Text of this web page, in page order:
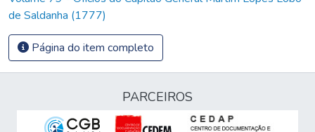
de Saldanha (1777)
Página do item completo
PARCEIROS